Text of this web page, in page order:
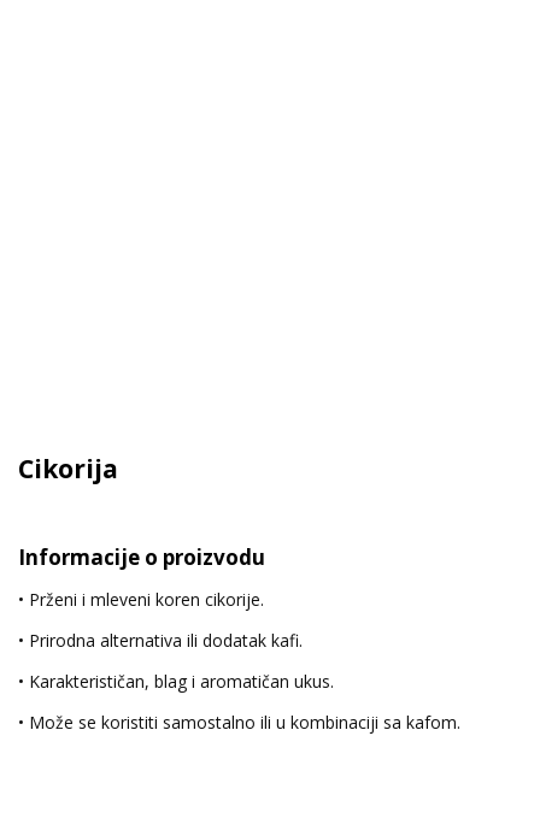
Cikorija
Informacije o proizvodu
• Prženi i mleveni koren cikorije.
• Prirodna alternativa ili dodatak kafi.
• Karakterističan, blag i aromatičan ukus.
• Može se koristiti samostalno ili u kombinaciji sa kafom.